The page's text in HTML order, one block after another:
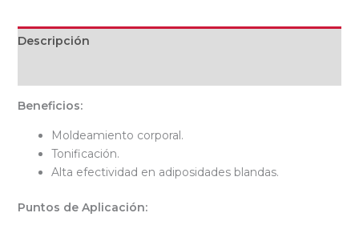
Descripción
Beneficios:
Moldeamiento corporal.
Tonificación.
Alta efectividad en adiposidades blandas.
Puntos de Aplicación: